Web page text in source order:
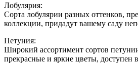
Лобулярия:
Сорта лобулярии разных оттенков,
коллекции, придадут вашему саду
Петуния:
Широкий ассортимент сортов
прекрасные и яркие цветы, доступен